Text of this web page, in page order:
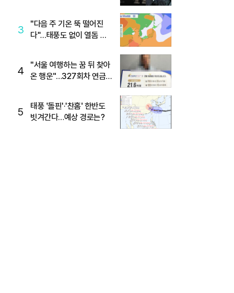
3
"다음 주 기온 뚝 떨어진
다"…태풍도 없이 열돔 박
4
"서울 여행하는 꿈 뒤 찾아
온 행운"…327회차 연금
5
태풍 '돌핀'·'찬홈' 한반도
빗겨간다…예상 경로는?